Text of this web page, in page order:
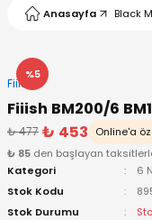
Anasayfa Black
%5
Fiiish
Fiiish BM200/6
₺ 477 ₺ 453 Online'a
₺ 85 den başlayan
Kategori
6
Stok Kodu
Stok Durumu
Makineleri
Kamışlar
Misinalar
Misinalar
Halka
& El Feneri